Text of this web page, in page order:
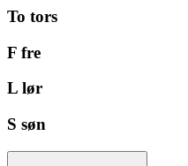
To tors
F fre
L lør
S søn